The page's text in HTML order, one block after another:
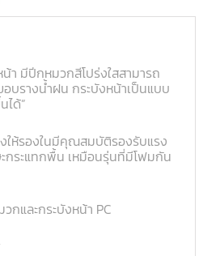
า มีปีกหมวกสีโปร่งใสสามารถ
บรางน้ำฝน กระบังหน้าเป็นแบบ
ได้”
ให้รองในมีคุณสมบัติรองรับแรง
กระแทกพื้น เหมือนรุ่นที่มีโฟมกัน
กและกระบังหน้า PC